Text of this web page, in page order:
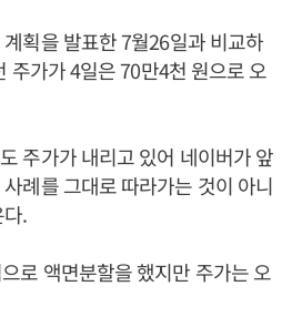
획을 발표한 7월26일과 비교하
주가가 4일은 70만4천 원으로 오
주가가 내리고 있어 네이버가 앞
례를 그대로 따라가는 것이 아니
.
로 액면분할을 했지만 주가는 오